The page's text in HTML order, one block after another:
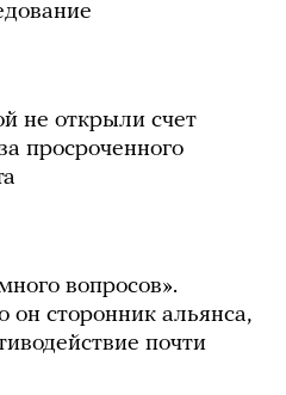
не открыли счет
просроченного
вопросов».
он сторонник альянса,
почти